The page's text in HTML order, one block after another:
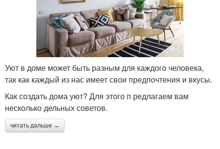
Уют в доме может быть разным для каждого человека,
так как каждый из нас имеет свои предпочтения и вкусы.
Как создать дома уют? Для этого п редлагаем вам
несколько дельных советов.
читать дальше →